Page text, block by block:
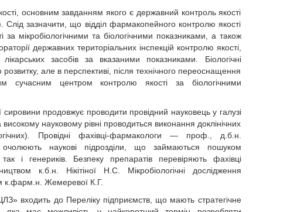
основним завданням якого є державний контроль якості
Слід зазначити, що відділ фармакопейного контролю якості
мікробіологічними та біологічними показниками, а також
державних територіальних інспекцій контролю якості,
засобів за вказаними показниками. Біологічні
але в перспективі, після технічного переоснащення
центром контролю якості за біологічними
сировини продовжує проводити провідний науковець у галузі
науковому рівні проводиться виконання доклінічних
Провідні фахівці-фармакологи — проф., д.б.н.
наукові підрозділи, що займаються пошуком
і генериків. Безпеку препаратів перевіряють фахівці
к.б.н. Нікітіної Н.С. Мікробіологічні дослідження
к.фарм.н. Жемеревої К.Г.
входить до Переліку підприємств, що мають стратегічне